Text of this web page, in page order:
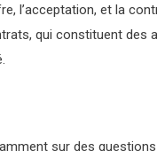
l’acceptation, et la
qui constituent des
sur des